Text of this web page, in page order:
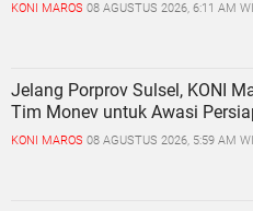
KONI MAROS 08 AGUSTUS 2026, 6:11 AM
Jelang Porprov Sulsel, KONI
Tim Monev untuk Awasi
KONI MAROS 08 AGUSTUS 2026, 5:59 AM